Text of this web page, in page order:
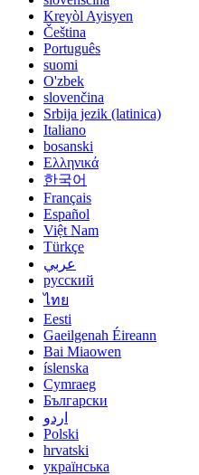
Kreyòl Ayisyen
Čeština
Português
suomi
O'zbek
slovenčina
Srbija jezik (latinica)
Italiano
bosanski
Ελληνικά
한국어
Français
Español
Việt Nam
Türkçe
عربي
русский
ไทย
Eesti
Gaeilgenah Éireann
Bai Miaowen
íslenska
Cymraeg
Български
اردو
Polski
hrvatski
українська